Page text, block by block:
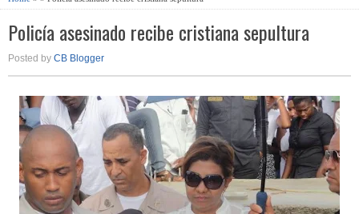
Policía asesinado recibe cristiana sepultura
Posted by CB Blogger